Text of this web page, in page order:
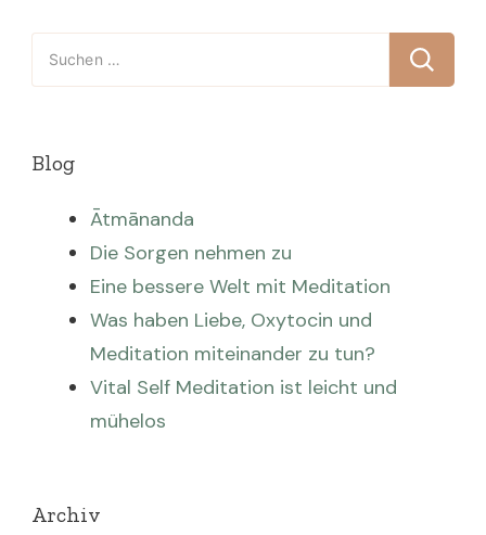
Suchen
nach:
Blog
Ātmānanda
Die Sorgen nehmen zu
Eine bessere Welt mit Meditation
Was haben Liebe, Oxytocin und
Meditation miteinander zu tun?
Vital Self Meditation ist leicht und
mühelos
Archiv